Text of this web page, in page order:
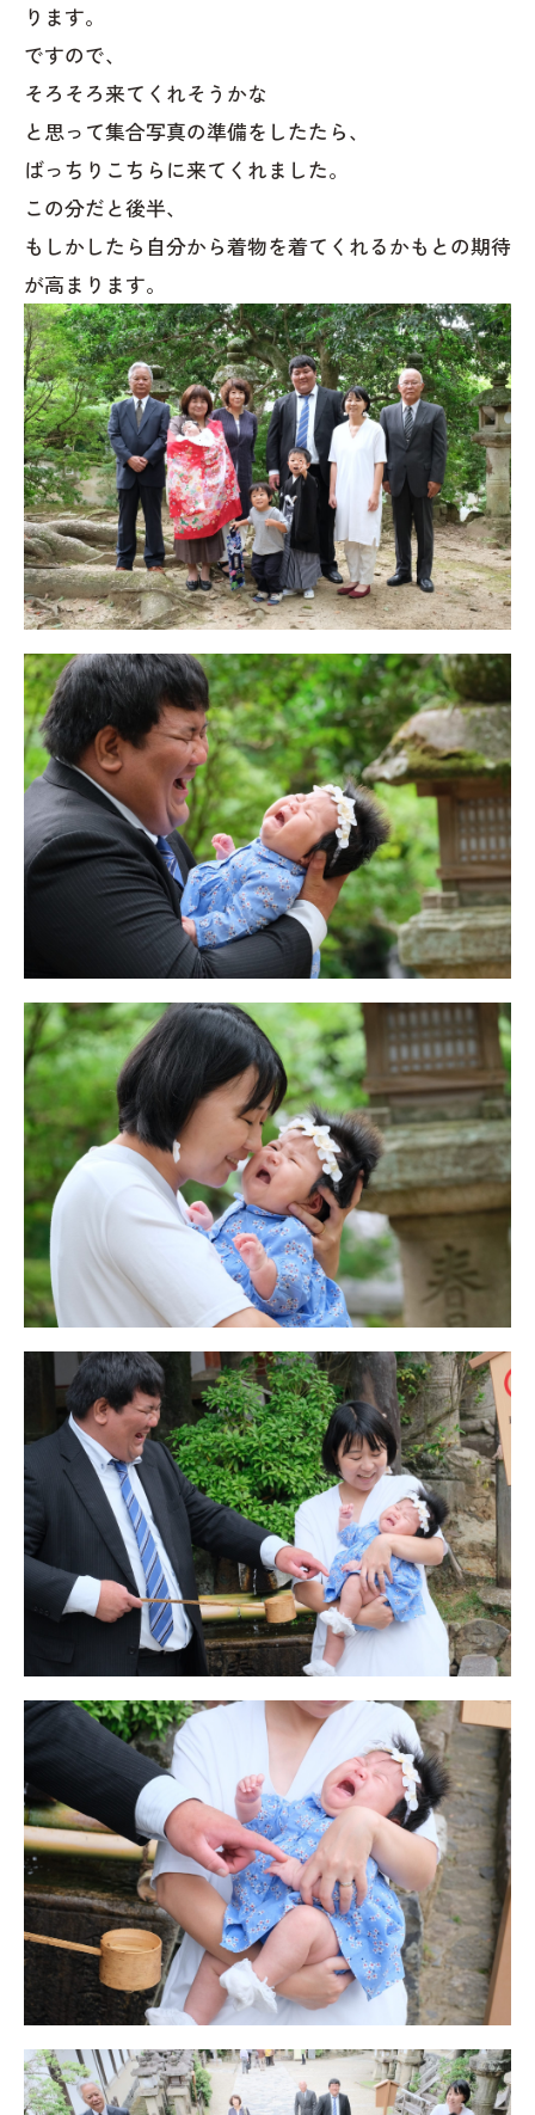
ります。
ですので、
そろそろ来てくれそうかな
と思って集合写真の準備をしたたら、
ばっちりこちらに来てくれました。
この分だと後半、
もしかしたら自分から着物を着てくれるかもとの期待
が高まります。